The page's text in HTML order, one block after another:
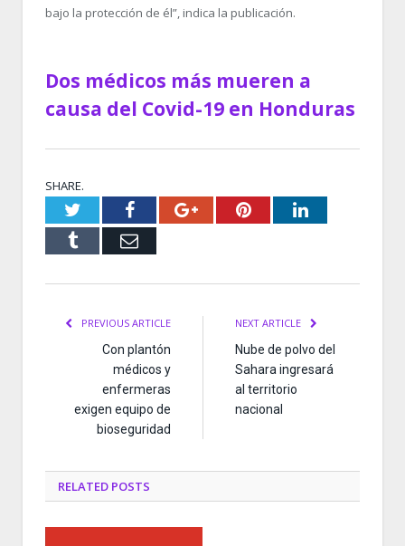
bajo la protección de él”, indica la publicación.
Dos médicos más mueren a
causa del Covid-19 en Honduras
SHARE.
TwitterFacebookGoogle+PinterestLinkedIn
Tumblr Email
PREVIOUS ARTICLE
Con plantón
médicos y
enfermeras
exigen equipo de
bioseguridad
NEXT ARTICLE
Nube de polvo del
Sahara ingresará
al territorio
nacional
RELATED POSTS